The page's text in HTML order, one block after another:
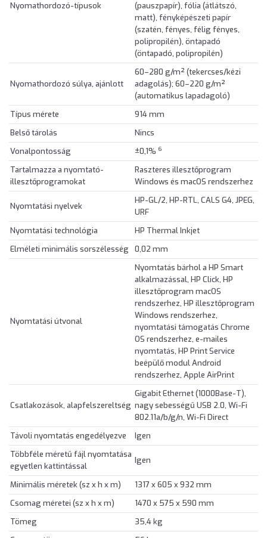
Nyomathordozó-típusok
(pauszpapír), fólia (átlátszó,
matt), fényképészeti papír
(szatén, fényes, félig fényes,
polipropilén), öntapadó
(öntapadó, polipropilén)
Nyomathordozó súlya, ajánlott
60–280 g/m² (tekercses/kézi
adagolás); 60–220 g/m²
(automatikus lapadagoló)
Típus mérete
914 mm
Belső tárolás
Nincs
Vonalpontosság
±0,1% 6
Tartalmazza a nyomtató-
illesztőprogramokat
Raszteres illesztőprogram
Windows és macOS rendszerhez
Nyomtatási nyelvek
HP-GL/2, HP-RTL, CALS G4, JPEG,
URF
Nyomtatási technológia
HP Thermal Inkjet
Elméleti minimális sorszélesség
0,02 mm
Nyomtatási útvonal
Nyomtatás bárhol a HP Smart
alkalmazással, HP Click, HP
illesztőprogram macOS
rendszerhez, HP illesztőprogram
Windows rendszerhez,
nyomtatási támogatás Chrome
OS rendszerhez, e-mailes
nyomtatás, HP Print Service
beépülő modul Android
rendszerhez, Apple AirPrint
Csatlakozások, alapfelszereltség
Gigabit Ethernet (1000Base-T),
nagy sebességű USB 2.0, Wi-Fi
802.11a/b/g/n, Wi-Fi Direct
Távoli nyomtatás engedélyezve
Igen
Többféle méretű fájl nyomtatása
egyetlen kattintással
Igen
Minimális méretek (sz x h x m)
1317 x 605 x 932 mm
Csomag méretei (sz x h x m)
1470 x 575 x 590 mm
Tömeg
35,4 kg